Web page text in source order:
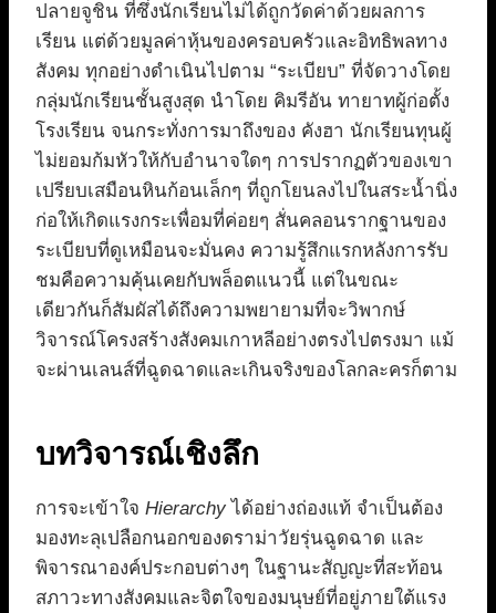
ปลายจูชิน ที่ซึ่งนักเรียนไม่ได้ถูกวัดค่าด้วยผลการ
เรียน แต่ด้วยมูลค่าหุ้นของครอบครัวและอิทธิพลทาง
สังคม ทุกอย่างดำเนินไปตาม “ระเบียบ” ที่จัดวางโดย
กลุ่มนักเรียนชั้นสูงสุด นำโดย คิมรีอัน ทายาทผู้ก่อตั้ง
โรงเรียน จนกระทั่งการมาถึงของ คังฮา นักเรียนทุนผู้
ไม่ยอมก้มหัวให้กับอำนาจใดๆ การปรากฏตัวของเขา
เปรียบเสมือนหินก้อนเล็กๆ ที่ถูกโยนลงไปในสระน้ำนิ่ง
ก่อให้เกิดแรงกระเพื่อมที่ค่อยๆ สั่นคลอนรากฐานของ
ระเบียบที่ดูเหมือนจะมั่นคง ความรู้สึกแรกหลังการรับ
ชมคือความคุ้นเคยกับพล็อตแนวนี้ แต่ในขณะ
เดียวกันก็สัมผัสได้ถึงความพยายามที่จะวิพากษ์
วิจารณ์โครงสร้างสังคมเกาหลีอย่างตรงไปตรงมา แม้
จะผ่านเลนส์ที่ฉูดฉาดและเกินจริงของโลกละครก็ตาม
บทวิจารณ์เชิงลึก
การจะเข้าใจ Hierarchy ได้อย่างถ่องแท้ จำเป็นต้อง
มองทะลุเปลือกนอกของดราม่าวัยรุ่นฉูดฉาด และ
พิจารณาองค์ประกอบต่างๆ ในฐานะสัญญะที่สะท้อน
สภาวะทางสังคมและจิตใจของมนุษย์ที่อยู่ภายใต้แรง